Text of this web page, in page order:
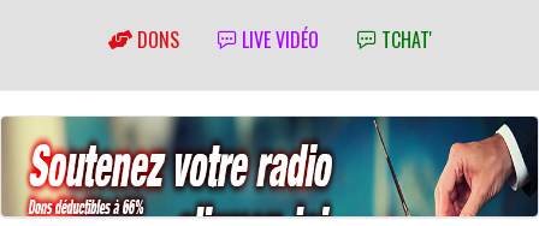
DONS LIVE VIDÉO TCHAT'